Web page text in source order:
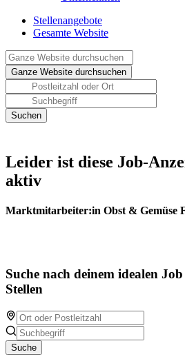
Stellenangebote
Gesamte Website
Leider ist diese Job-
aktiv
Marktmitarbeiter:in Obst & Gemüse
Suche nach deinem idealen
Stellen
Suche